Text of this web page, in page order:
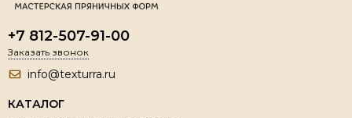
+7 812-507-91-00
Заказать звонок
info@texturra.ru
КАТАЛОГ